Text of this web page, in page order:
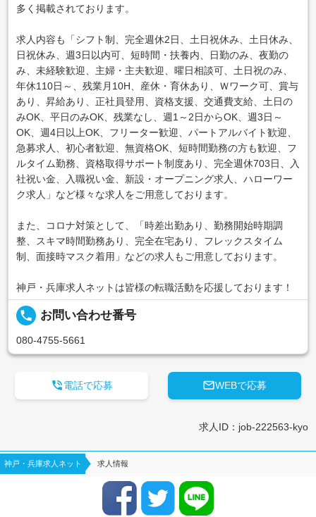
多く掲載されております。
求人内容も「シフト制、完全週休2日、土日祝休み、土日休み、
日祝休み、週3日以内可、短時間・扶養内、日勤のみ、夜勤の
み、未経験歓迎、主婦・主夫歓迎、曜日相談可、土日祝のみ、
年休110日～、残業月10H、産休・育休あり、Ｗワーク可、賞与
あり、昇給あり、正社員登用、資格支援、交通費支給、土日の
みOK、平日のみOK、残業なし、週1～2日からOK、週3日～
OK、週4日以上OK、フリーター歓迎、パートアルバイト歓迎、
急募求人、初心者歓迎、無資格OK、短時間勤務の方も歓迎、フ
ルタイム勤務、資格取得サポート制度あり、完全週休703日、入
社祝い金、入職祝い金、新設・オープニング求人、ハローワー
ク求人」など様々な求人をご用意しております。
また、コロナ対策として、「時差出勤あり、勤務開始時期調
整、スキマ時間勤務あり、完全在宅あり、フレックスタイム
制、面接時マスク着用」などの求人もご用意しております。
神戸・兵庫求人ネットは皆様の転職活動を応援しております！
local_phone お問い合わせ番号
080-4755-5661
WEBで応募
電話で応募
求人ID：job-222563-kyo
神戸・兵庫求人ネット 求人情報